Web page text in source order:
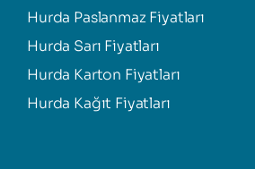
Hurda Paslanmaz Fiyatları
Hurda Sarı Fiyatları
Hurda Karton Fiyatları
Hurda Kağıt Fiyatları